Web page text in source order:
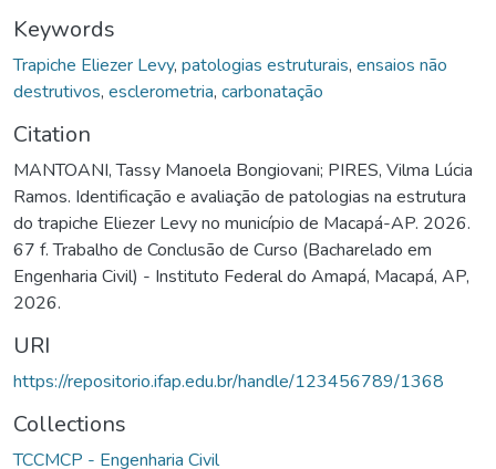
Keywords
Trapiche Eliezer Levy, patologias estruturais, ensaios não
destrutivos, esclerometria, carbonatação
Citation
MANTOANI, Tassy Manoela Bongiovani; PIRES, Vilma Lúcia
Ramos. Identificação e avaliação de patologias na estrutura
do trapiche Eliezer Levy no município de Macapá-AP. 2026.
67 f. Trabalho de Conclusão de Curso (Bacharelado em
Engenharia Civil) - Instituto Federal do Amapá, Macapá, AP,
2026.
URI
https://repositorio.ifap.edu.br/handle/123456789/1368
Collections
TCCMCP - Engenharia Civil